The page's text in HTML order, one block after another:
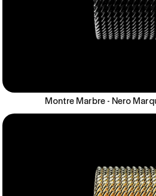
Montre Marbre - Nero